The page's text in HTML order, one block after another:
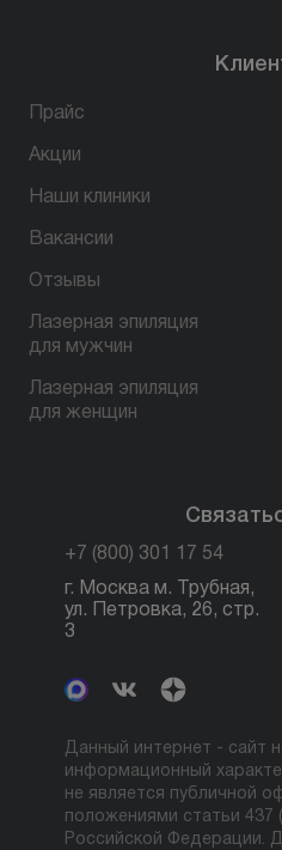
Прайс
Акции
Наши клиники
Вакансии
Отзывы
Лазерная эпиляция
для мужчин
Лазерная эпиляция
для женщин
+7 (800) 301 17 54
г. Москва м. Трубная,
ул. Петровка, 26, стр.
3
Данный интернет - сайт
информационный
не является публичной
положениями статьи 437
Российской Федерации.